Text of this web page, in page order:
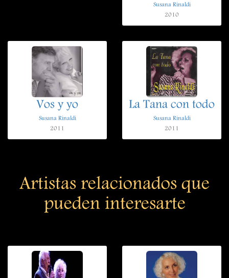
Susana Rinaldi
2010
Vos y yo
Susana Rinaldi
2011
La Tana con todo
Susana Rinaldi
2011
Artistas relacionados que
pueden interesarte